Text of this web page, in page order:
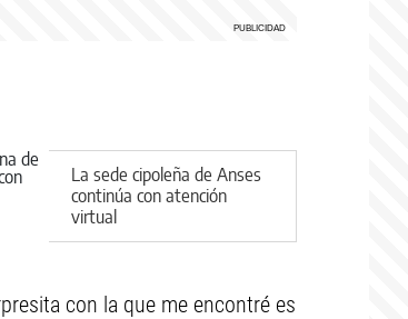
La sede cipoleña de Anses
continúa con atención
virtual
con la que me encontré es